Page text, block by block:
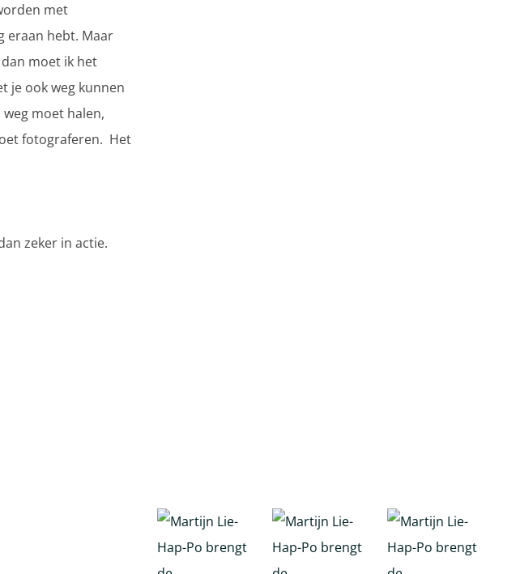
met
eraan hebt. Maar
moet ik het
je ook weg kunnen
moet halen,
fotograferen. Het
zeker in actie.